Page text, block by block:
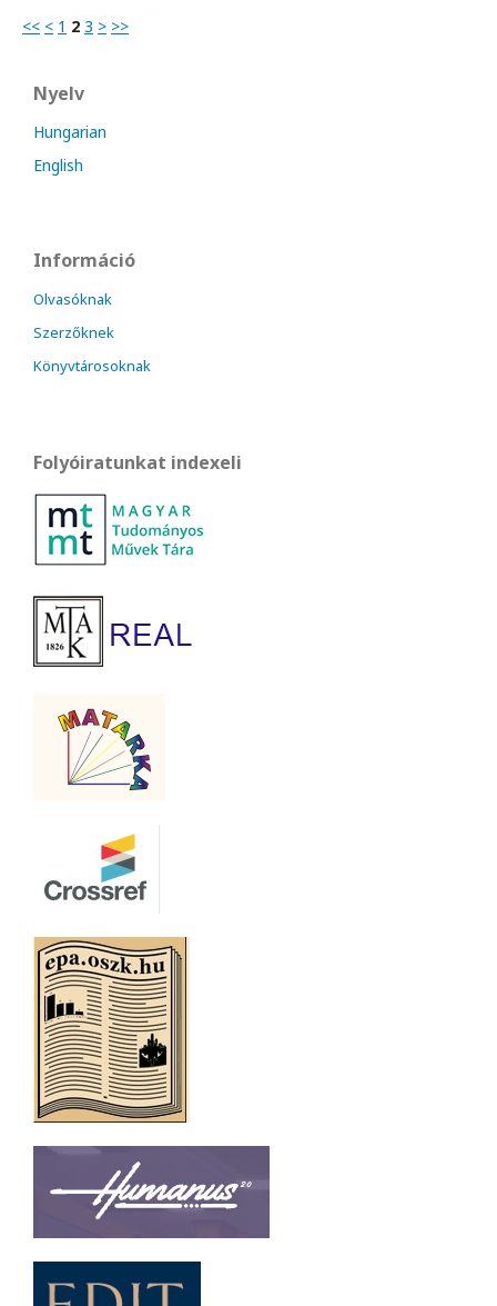
<< < 1 2 3 > >>
Nyelv
Hungarian
English
Információ
Olvasóknak
Szerzőknek
Könyvtárosoknak
Folyóiratunkat indexeli